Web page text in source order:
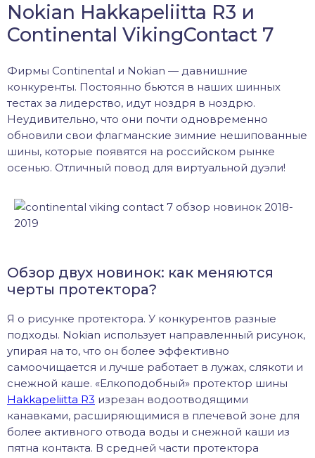
Nokian Hakkapeliitta R3 и
Continental VikingContact 7
Фирмы Continental и Nokian — давнишние
конкуренты. Постоянно бьются в наших шинных
тестах за лидерство, идут ноздря в ноздрю.
Неудивительно, что они почти одновременно
обновили свои флагманские зимние нешипованные
шины, которые появятся на российском рынке
осенью. Отличный повод для виртуальной дуэли!
Обзор двух новинок: как меняются
черты протектора?
Я о рисунке протектора. У конкурентов разные
подходы. Nokian использует направленный рисунок,
упирая на то, что он более эффективно
самоочищается и лучше работает в лужах, слякоти и
снежной каше. «Елкоподобный» протектор шины
Hakkapeliitta R3 изрезан водоотводящими
канавками, расширяющимися в плечевой зоне для
более активного отвода воды и снежной каши из
пятна контакта. В средней части протектора